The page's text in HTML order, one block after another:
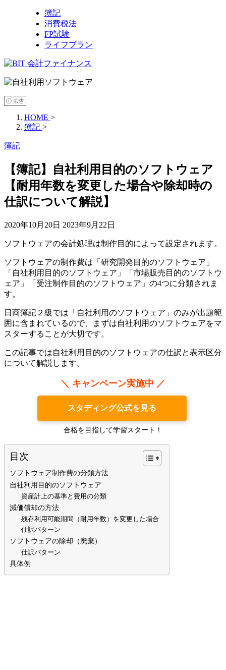
簿記
消費税法
FP試験
ライフプラン
ⓘ 広告
HOME >
簿記 >
簿記
【簿記】自社利用目的のソフトウェア
【耐用年数を変更した場合や除却時の
仕訳について解説】
2020年10月20日 2023年9月22日
ソフトウェアの会計処理は制作目的によって設定されます。
ソフトウェアの制作費は「研究開発目的のソフトウェア」
「自社利用目的のソフトウェア」「市場販売目的のソフトウ
ェア」「受注制作目的のソフトウェア」の4つに分類されま
す。
日商簿記２級では「自社利用のソフトウェア」のみが出題範
囲に含まれているので、まずは自社利用のソフトウェアをマ
スターすることが大切です。
この記事では自社利用目的のソフトウェアの仕訳と表示区分
について解説します。
＼ キャンペーン実施中 ／
スタディング公式を見る
合格を目指して学習スタート！
目次
ソフトウェア制作費の分類方法
自社利用目的のソフトウェア
資産計上の基準と費用の分類
減価償却の方法
残存利用可能期間（耐用年数）を変更した場合
仕訳パターン
ソフトウェアの除却（廃棄）
仕訳パターン
具体例